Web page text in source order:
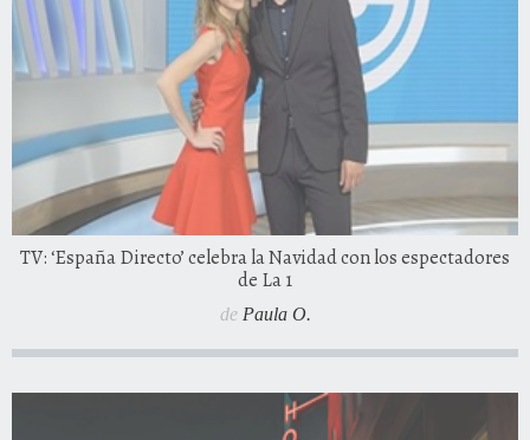
TV: ‘España Directo’ celebra la Navidad con los espectadores
de La 1
de Paula O.